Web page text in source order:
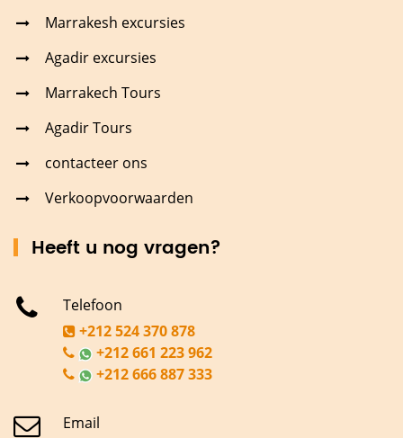
Marrakesh excursies
Agadir excursies
Marrakech Tours
Agadir Tours
contacteer ons
Verkoopvoorwaarden
Heeft u nog vragen?
Telefoon
+212 524 370 878
+212 661 223 962
+212 666 887 333
Email